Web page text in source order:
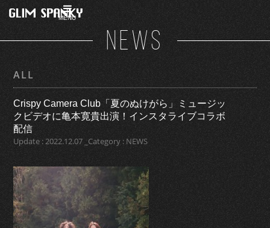
MENU
NEWS
ALL
Crispy Camera Club「夏のぬけがら」ミュージッ
クビデオに亀本寛貴出演！インスタライブコラボ
配信
Update : 2022.12.07 _Category : NEWS